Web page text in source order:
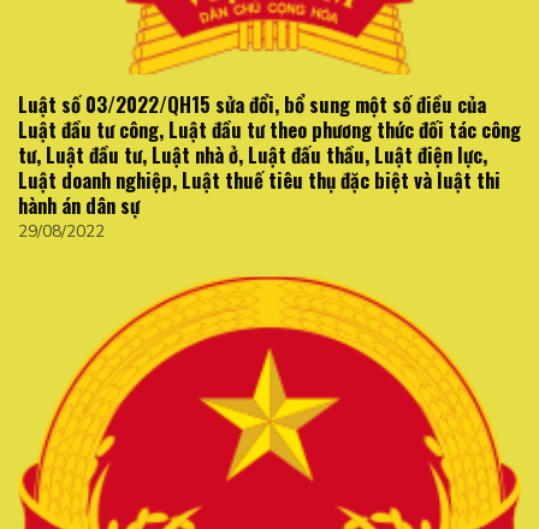
Luật số 03/2022/QH15 sửa đổi, bổ sung một số điều của
Luật đầu tư công, Luật đầu tư theo phương thức đối tác công
tư, Luật đầu tư, Luật nhà ở, Luật đấu thầu, Luật điện lực,
Luật doanh nghiệp, Luật thuế tiêu thụ đặc biệt và luật thi
hành án dân sự
29/08/2022